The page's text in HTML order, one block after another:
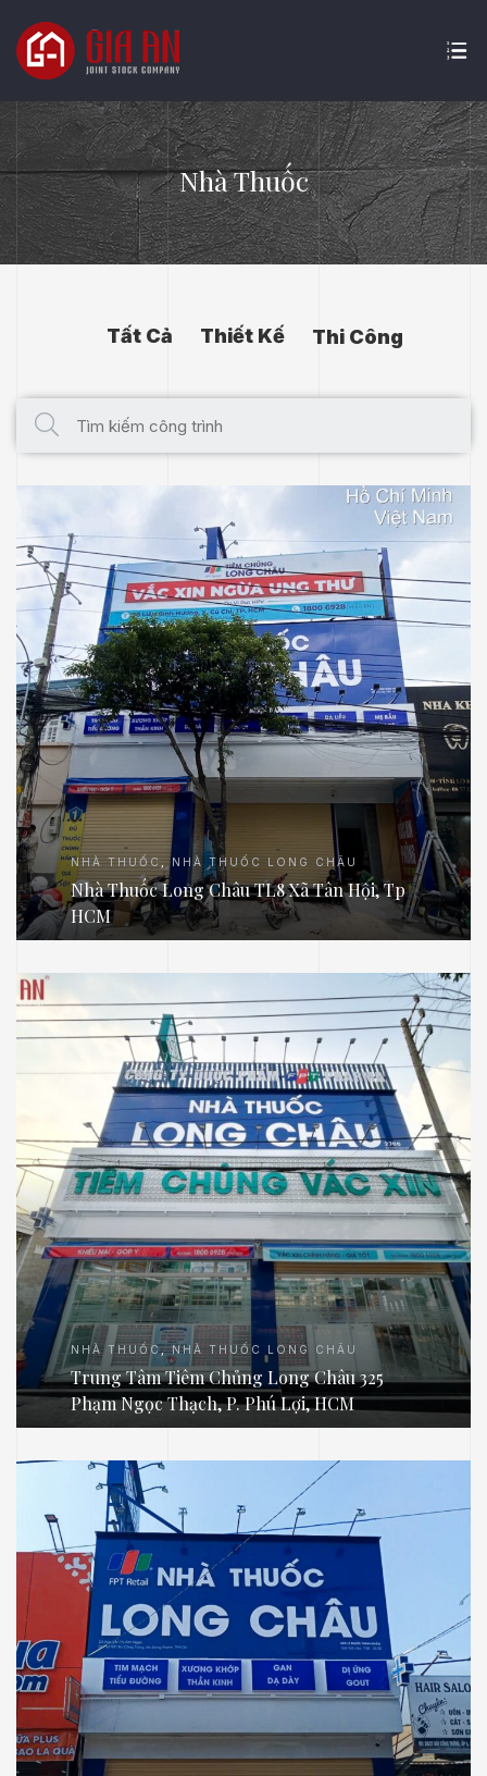
Nhà Thuốc
Tất Cả Thiết Kế Thi Công
NHÀ THUỐC ,NHÀ THUỐC LONG CHÂU
Nhà Thuốc Long Châu TL8 Xã Tân Hội, Tp
HCM
NHÀ THUỐC,NHÀ THUỐC LONG CHÂU
Trung Tâm Tiêm Chủng Long Châu 325
Phạm Ngọc Thạch, P. Phú Lợi, HCM